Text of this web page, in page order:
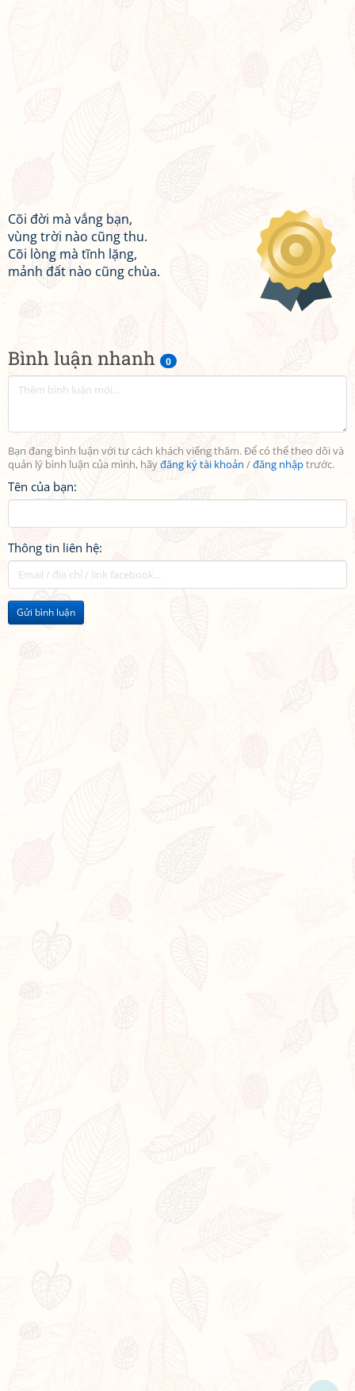
Bình luận nhanh 0
Bạn đang bình luận với tư cách khách viếng thăm. Để có thể theo dõi và
quản lý bình luận của mình, hãyđăng ký tài khoản /đăng nhậptrước.
Tên của bạn:
Thông tin liên hệ:
Gửi bình luận
Cõi đời mà vắng bạn,
vùng trời nào cũng thu.
Cõi lòng mà tĩnh lặng,
mảnh đất nào cũng chùa.